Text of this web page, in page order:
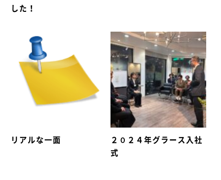
した！
リアルな一面
２０２４年グラース入社
式